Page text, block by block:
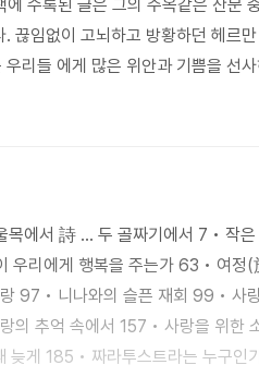
에 수록된 글은 그의 주옥같은 산문
끊임없이 고뇌하고 방황하던 헤르
리들 에게 많은 위안과 기쁨을 선
리에게 행복을 주는가 63 • 여정(
97 • 니나와의 슬픈 재회 99 • 사
추억 속에서 157 • 사랑을 위한 소나
늦게 185 • 짜라투스트라는 누구인